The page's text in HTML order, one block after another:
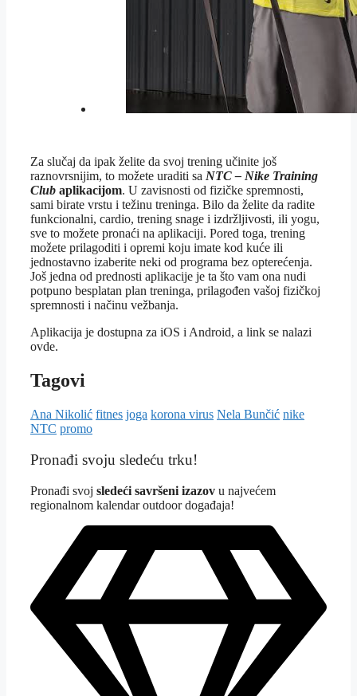
Za slučaj da ipak želite da svoj trening učinite još
raznovrsnijim, to možete uraditi sa NTC – Nike Training
Club aplikacijom. U zavisnosti od fizičke spremnosti,
sami birate vrstu i težinu treninga. Bilo da želite da radite
funkcionalni, cardio, trening snage i izdržljivosti, ili yogu,
sve to možete pronaći na aplikaciji. Pored toga, trening
možete prilagoditi i opremi koju imate kod kuće ili
jednostavno izaberite neki od programa bez opterećenja.
Još jedna od prednosti aplikacije je ta što vam ona nudi
potpuno besplatan plan treninga, prilagođen vašoj fizičkoj
spremnosti i načinu vežbanja.
Aplikacija je dostupna za iOS i Android, a link se nalazi
ovde.
Tagovi
Ana Nikolić fitnes joga korona virus Nela Bunčić nike
NTC promo
Pronađi svoju sledeću trku!
Pronađi svoj sledeći savršeni izazov u najvećem
regionalnom kalendar outdoor događaja!